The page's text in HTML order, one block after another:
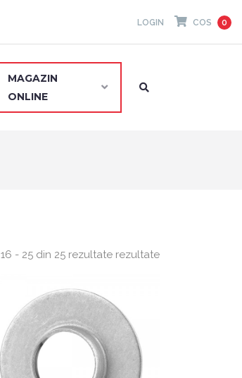
LOGIN COS 0
MAGAZIN
ONLINE
16 - 25 din 25 rezultate rezultate